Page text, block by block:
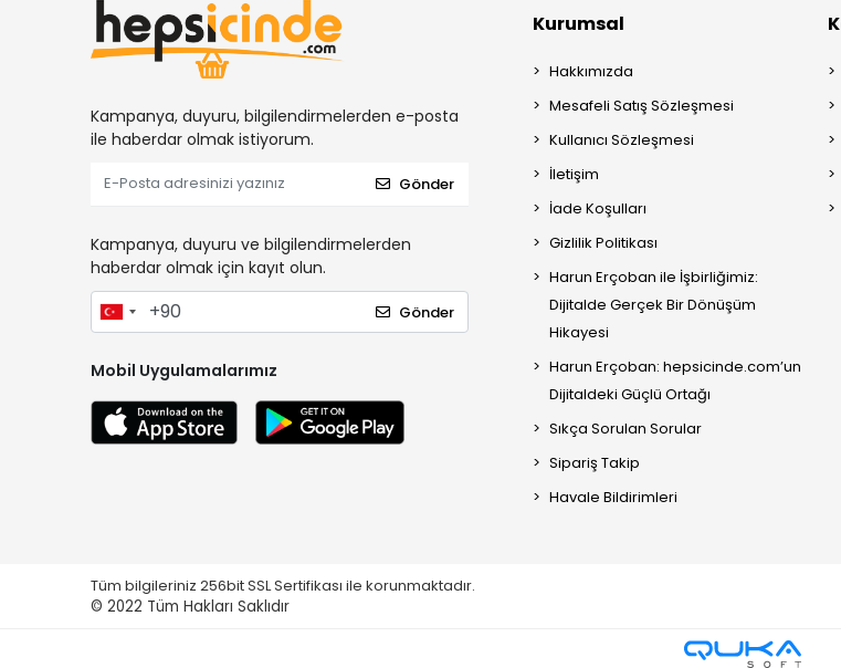
Kampanya, duyuru, bilgilendirmelerden e-posta
ile haberdar olmak istiyorum.
Gönder
Kampanya, duyuru ve bilgilendirmelerden
haberdar olmak için kayıt olun.
Gönder
Mobil Uygulamalarımız
Kurumsal
Hakkımızda
Mesafeli Satış Sözleşmesi
Kullanıcı Sözleşmesi
İletişim
İade Koşulları
Gizlilik Politikası
Harun Erçoban ile İşbirliğimiz:
Dijitalde Gerçek Bir Dönüşüm
Hikayesi
Harun Erçoban: hepsicinde.com’un
Dijitaldeki Güçlü Ortağı
Sıkça Sorulan Sorular
Sipariş Takip
Havale Bildirimleri
Tüm bilgileriniz 256bit SSL Sertifikası ile korunmaktadır.
© 2022 Tüm Hakları Saklıdır